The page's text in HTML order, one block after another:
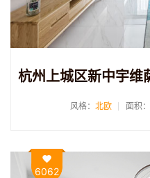
风格： 北欧 面积：
6062